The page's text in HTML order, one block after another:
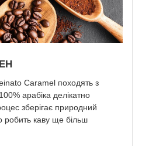
Caramel походять з
арабіка делікатно
зберігає природний
робить каву ще більш